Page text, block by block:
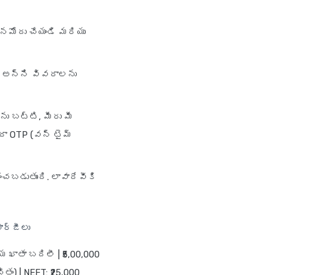
చేయండి మరియు
అన్ని వివరాలను
బట్టి, మీరు మీ
(వన్ టైమ్
లావాదేవీకి
ఖాతా బదిలీ
| ₹5,00,000
| NEFT: ₹25,000